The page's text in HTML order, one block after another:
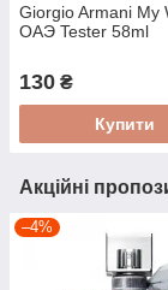
Giorgio Armani My
ОАЭ Tester 58ml
130 ₴
Купити
Акційні
–4%